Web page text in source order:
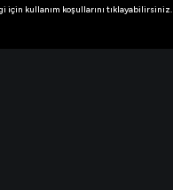
için kullanım koşullarını tıklayabilirsiniz.